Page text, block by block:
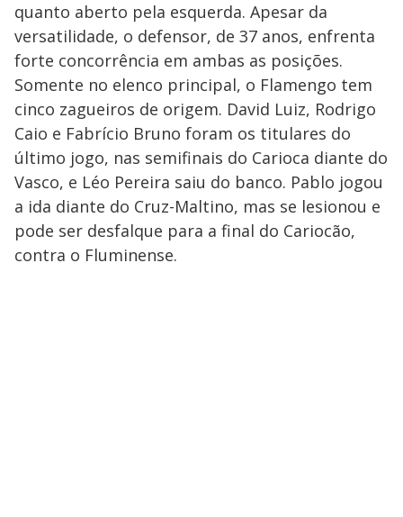
quanto aberto pela esquerda. Apesar da
versatilidade, o defensor, de 37 anos, enfrenta
forte concorrência em ambas as posições.
Somente no elenco principal, o Flamengo tem
cinco zagueiros de origem. David Luiz, Rodrigo
Caio e Fabrício Bruno foram os titulares do
último jogo, nas semifinais do Carioca diante do
Vasco, e Léo Pereira saiu do banco. Pablo jogou
a ida diante do Cruz-Maltino, mas se lesionou e
pode ser desfalque para a final do Cariocão,
contra o Fluminense.